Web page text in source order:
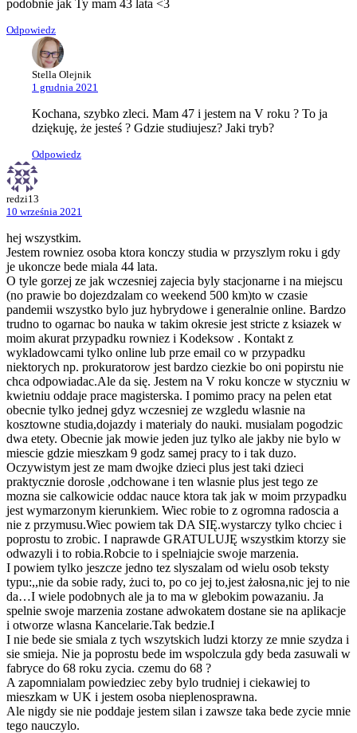
podobnie jak Ty mam 43 lata <3
Odpowiedz
Stella Olejnik
1 grudnia 2021
Kochana, szybko zleci. Mam 47 i jestem na V roku ? To ja
dziękuję, że jesteś ? Gdzie studiujesz? Jaki tryb?
Odpowiedz
redzi13
10 września 2021
hej wszystkim.
Jestem rowniez osoba ktora konczy studia w przyszlym roku i gdy
je ukoncze bede miala 44 lata.
O tyle gorzej ze jak wczesniej zajecia byly stacjonarne i na miejscu
(no prawie bo dojezdzalam co weekend 500 km)to w czasie
pandemii wszystko bylo juz hybrydowe i generalnie online. Bardzo
trudno to ogarnac bo nauka w takim okresie jest stricte z ksiazek w
moim akurat przypadku rowniez i Kodeksow . Kontakt z
wykladowcami tylko online lub prze email co w przypadku
niektorych np. prokuratorow jest bardzo ciezkie bo oni popirstu nie
chca odpowiadac.Ale da się. Jestem na V roku koncze w styczniu w
kwietniu oddaje prace magisterska. I pomimo pracy na pelen etat
obecnie tylko jednej gdyz wczesniej ze wzgledu wlasnie na
kosztowne studia,dojazdy i materialy do nauki. musialam pogodzic
dwa etety. Obecnie jak mowie jeden juz tylko ale jakby nie bylo w
miescie gdzie mieszkam 9 godz samej pracy to i tak duzo.
Oczywistym jest ze mam dwojke dzieci plus jest taki dzieci
praktycznie dorosle ,odchowane i ten wlasnie plus jest tego ze
mozna sie calkowicie oddac nauce ktora tak jak w moim przypadku
jest wymarzonym kierunkiem. Wiec robie to z ogromna radoscia a
nie z przymusu.Wiec powiem tak DA SIĘ.wystarczy tylko chciec i
poprostu to zrobic. I naprawde GRATULUJĘ wszystkim ktorzy sie
odwazyli i to robia.Robcie to i spelniajcie swoje marzenia.
I powiem tylko jeszcze jedno tez slyszalam od wielu osob teksty
typu:,,nie da sobie rady, żuci to, po co jej to,jest żałosna,nic jej to nie
da…I wiele podobnych ale ja to ma w glebokim powazaniu. Ja
spelnie swoje marzenia zostane adwokatem dostane sie na aplikacje
i otworze wlasna Kancelarie.Tak bedzie.I
I nie bede sie smiala z tych wszytskich ludzi ktorzy ze mnie szydza i
sie smieja. Nie ja poprostu bede im wspolczula gdy beda zasuwali w
fabryce do 68 roku zycia. czemu do 68 ?
A zapomnialam powiedziec zeby bylo trudniej i ciekawiej to
mieszkam w UK i jestem osoba nieplenosprawna.
Ale nigdy sie nie poddaje jestem silan i zawsze taka bede zycie mnie
tego nauczylo.